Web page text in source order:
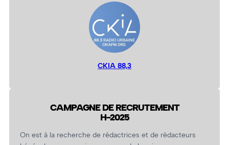
CKIA 88,3
CAMPAGNE DE RECRUTEMENT
H-2025
On est à la recherche de rédactrices et de rédacteurs